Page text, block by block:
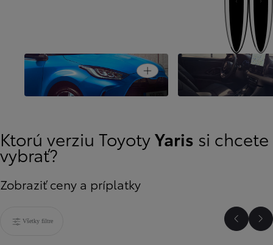
Naspäť
Oslnivý mestský dizajn
Open card
Inovatívnosť pre
Ktorú verziu ToyotyYaris si chcete
vybrať?
Zobraziť ceny a príplatky
Všetky filtre